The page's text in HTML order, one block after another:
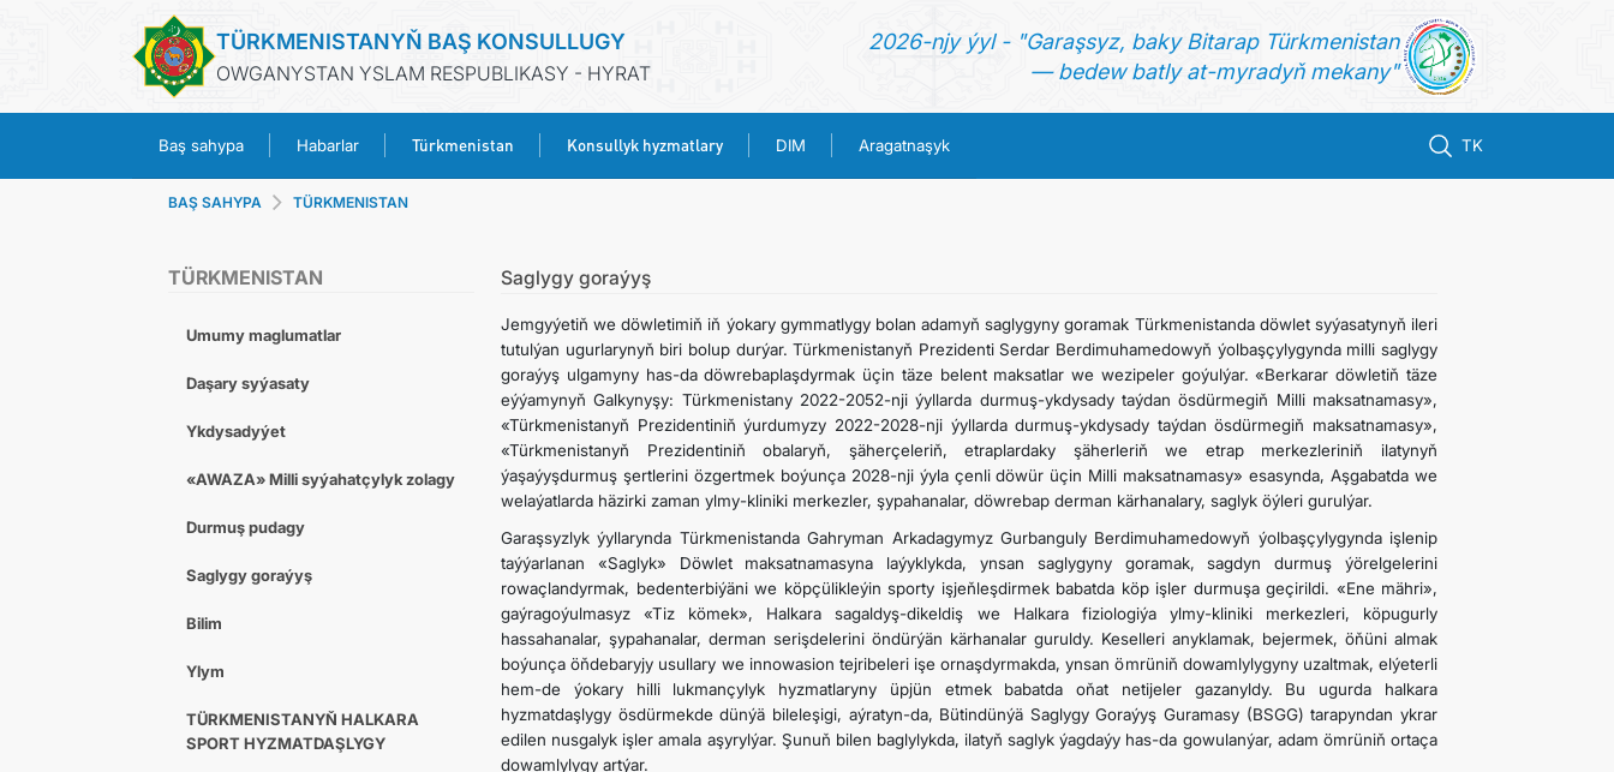
TÜRKMENISTANYŇ BAŞ KONSULLUGY
OWGANYSTAN YSLAM RESPUBLIKASY - HYRAT
2026-njy ýyl - "Garaşsyz, baky Bitarap Türkmenistan
— bedew batly at-myradyň mekany"
Baş sahypa Habarlar Türkmenistan Konsullyk hyzmatlary DIM Aragatnaşyk TK
TÜRKMENISTAN
KONSULLYK HYZMATLARY
DIM
ARAGATNAŞYK
BAŞ SAHYPA TÜRKMENISTAN
TÜRKMENISTAN
Umumy maglumatlar
Daşary syýasaty
Ykdysadyýet
«AWAZA» Milli syýahatçylyk zolagy
Durmuş pudagy
Saglygy goraýyş
Bilim
Ylym
TÜRKMENISTANYŇ HALKARA
SPORT HYZMATDAŞLYGY
Saglygy goraýyş
Jemgyýetiň we döwletimiň iň ýokary gymmatlygy bolan adamyň saglygyny goramak Türkmenistanda döwlet syýasatynyň ileri
tutulýan ugurlarynyň biri bolup durýar. Türkmenistanyň Prezidenti Serdar Berdimuhamedowyň ýolbaşçylygynda milli saglygy
goraýyş ulgamyny has-da döwrebaplaşdyrmak üçin täze belent maksatlar we wezipeler goýulýar. «Berkarar döwletiň täze
eýýamynyň Galkynyşy: Türkmenistany 2022-2052-nji ýyllarda durmuş-ykdysady taýdan ösdürmegiň Milli maksatnamasy»,
«Türkmenistanyň Prezidentiniň ýurdumyzy 2022-2028-nji ýyllarda durmuş-ykdysady taýdan ösdürmegiň maksatnamasy»,
«Türkmenistanyň Prezidentiniň obalaryň, şäherçeleriň, etraplardaky şäherleriň we etrap merkezleriniň ilatynyň
ýaşaýyşdurmuş şertlerini özgertmek boýunça 2028-nji ýyla çenli döwür üçin Milli maksatnamasy» esasynda, Aşgabatda we
welaýatlarda häzirki zaman ylmy-kliniki merkezler, şypahanalar, döwrebap derman kärhanalary, saglyk öýleri gurulýar.
Garaşsyzlyk ýyllarynda Türkmenistanda Gahryman Arkadagymyz Gurbanguly Berdimuhamedowyň ýolbaşçylygynda işlenip
taýýarlanan «Saglyk» Döwlet maksatnamasyna laýyklykda, ynsan saglygyny goramak, sagdyn durmuş ýörelgelerini
rowaçlandyrmak, bedenterbiýäni we köpçülikleýin sporty işjeňleşdirmek babatda köp işler durmuşa geçirildi. «Ene mähri»,
gaýragoýulmasyz «Tiz kömek», Halkara sagaldyş-dikeldiş we Halkara fiziologiýa ylmy-kliniki merkezleri, köpugurly
hassahanalar, şypahanalar, derman serişdelerini öndürýän kärhanalar guruldy. Keselleri anyklamak, bejermek, öňüni almak
boýunça öňdebaryjy usullary we innowasion tejribeleri işe ornaşdyrmakda, ynsan ömrüniň dowamlylygyny uzaltmak, elýeterli
hem-de ýokary hilli lukmançylyk hyzmatlaryny üpjün etmek babatda oňat netijeler gazanyldy. Bu ugurda halkara
hyzmatdaşlygy ösdürmekde dünýä bileleşigi, aýratyn-da, Bütindünýä Saglygy Goraýyş Guramasy (BSGG) tarapyndan ykrar
edilen nusgalyk işler amala aşyrylýar. Şunuň bilen baglylykda, ilatyň saglyk ýagdaýy has-da gowulanýar, adam ömrüniň ortaça
dowamlylygy artýar.